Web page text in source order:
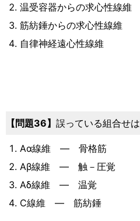
温受容器からの求心性線維
筋紡錘からの求心性線維
自律神経遠心性線維
36 誤っている組合せは
Aα線維 ― 骨格筋
Aβ線維 ― 触－圧覚
Aδ線維 ― 温覚
C線維 ― 筋紡錘